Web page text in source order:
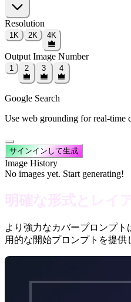
Resolution
1K 2K 4K
Output Image Number
1 2 3 4
Google Search
Use web grounding for real-time
サインインして生成
Image History
No images yet. Start generating!
明確な形式とレイ
より強力なカバープロンプ
用的な開始プロンプトを提供